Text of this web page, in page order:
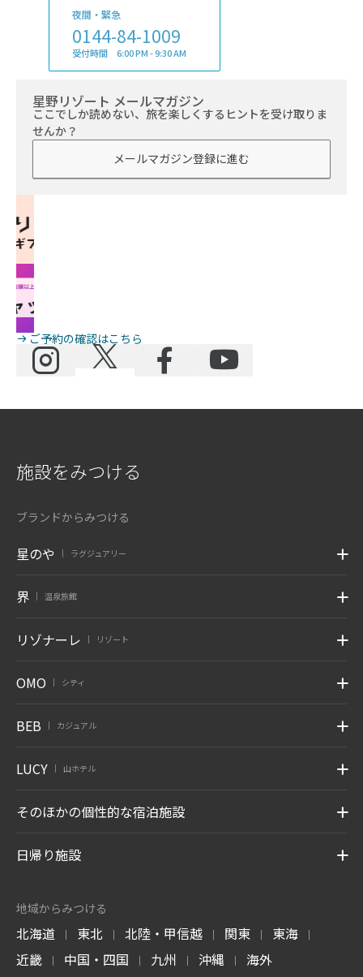
夜間・緊急
0144-84-1009
受付時間 6:00 PM - 9:30 AM
星野リゾート メールマガジン
ここでしか読めない、旅を楽しくするヒントを受け取りま
せんか？
メールマガジン登録に進む
ご予約の確認はこちら
施設をみつける
ブランドからみつける
星のや ラグジュアリー
界 温泉旅館
リゾナーレ リゾート
OMO シティ
BEB カジュアル
LUCY 山ホテル
そのほかの個性的な宿泊施設
日帰り施設
地域からみつける
北海道 | 東北 | 北陸・甲信越 | 関東 | 東海 |
近畿 | 中国・四国 | 九州 | 沖縄 | 海外